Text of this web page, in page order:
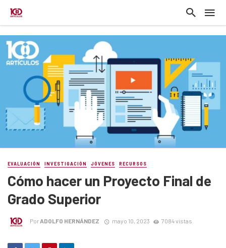
EVALUACIÓN INVESTIGACIÓN JÓVENES RECURSOS
Cómo hacer un Proyecto Final de
Grado Superior
Por ADOLFO HERNÁNDEZ mayo 10, 2023 7084 vistas